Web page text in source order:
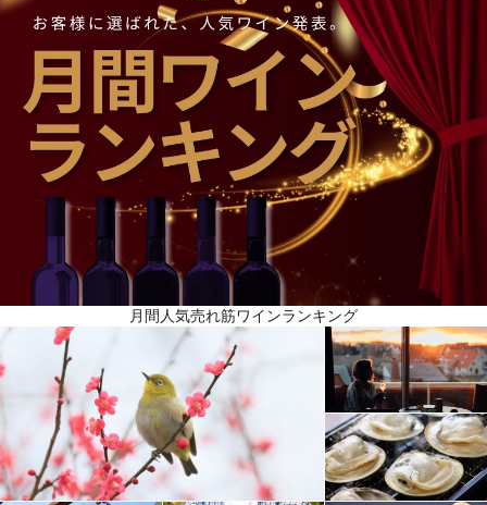
葡萄の栽培とワイン造り
チリのワイナリーは南北に細く広がる国土の中央部に集中。現在、ミラマンは国のほぼ中央に位置
するサンティアゴ近郊にあるマイポ・ヴァレーのカペラナ・エステート、首都から南に300kmほど
にあるクリコ・ヴァレーのペテロア・エステートとサン・ホルヘ・エステートと、3カ所の葡萄畑を
所有しています。複数の場所に畑を所有することで、それぞれの品種やテロワールの特徴を生かし
たワインが造れるのです。人気の品種の生産に加え、ミラマンは、マルベックとジンファンデルを
栽培するチリの数少ないワイナリーの一つです。ほとんどのワインは、家族経営の農園で収穫され
た自社畑の葡萄を使用しているため、畑から瓶詰めまでの工程で入念な品質管理を行うことがで
き、高品質で一貫したワインを生産しています。
月間人気売れ筋ワインランキング